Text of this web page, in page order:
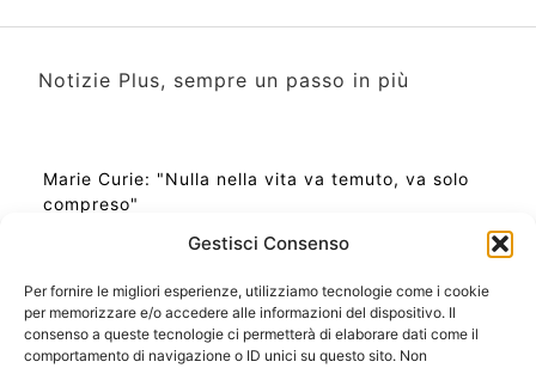
Gestisci Consenso
Per fornire le migliori esperienze, utilizziamo tecnologie come i cookie
per memorizzare e/o accedere alle informazioni del dispositivo. Il
consenso a queste tecnologie ci permetterà di elaborare dati come il
comportamento di navigazione o ID unici su questo sito. Non
Notizie Plus, sempre un passo in più
Marie Curie: "Nulla nella vita va temuto, va solo
compreso"
Ora Esatta in Italia in questo momento
Ti Senti Strano Ultimamente? Potrebbe Essere per